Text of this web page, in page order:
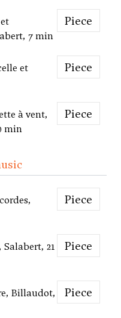
7 min
Piece
et
Piece
à vent,
min
Piece
Piece
21
Piece
Billaudot,
Piece